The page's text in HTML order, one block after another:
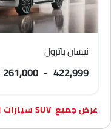
نيسان باترول
261,000 - 422,999
SUV سيارات الشهيرة